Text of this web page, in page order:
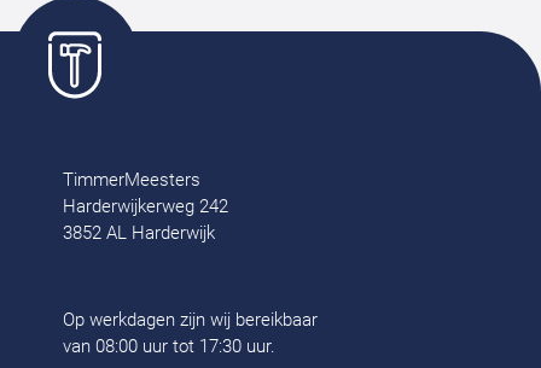
TimmerMeesters
Harderwijkerweg 242
3852 AL Harderwijk
Op werkdagen zijn wij bereikbaar
van 08:00 uur tot 17:30 uur.